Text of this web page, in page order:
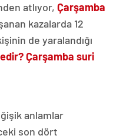
atlıyor, Çarşamba
kazalarda 12
de yaralandığı
Çarşamba suri
anlamlar
son dört